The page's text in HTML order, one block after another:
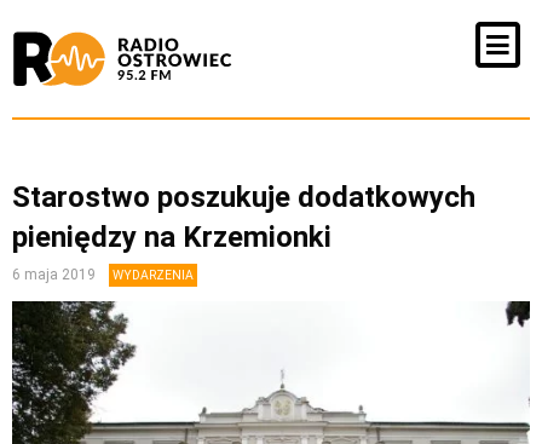
Starostwo poszukuje dodatkowych
pieniędzy na Krzemionki
6 maja 2019 WYDARZENIA